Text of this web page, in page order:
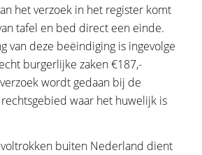
het verzoek in het register komt
tafel en bed direct een einde.
van deze beëindiging is ingevolge
burgerlijke zaken €187,-
wordt gedaan bij de
waar het huwelijk is
buiten Nederland dient